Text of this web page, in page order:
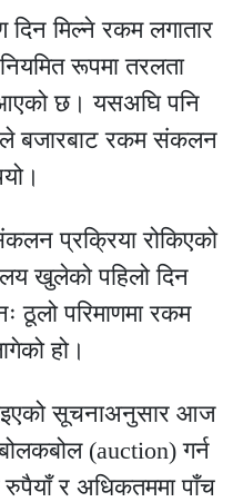
मिल्ने रकम लगातार
रूपमा तरलता
छ। यसअघि पनि
बजारबाट रकम संकलन
प्रक्रिया रोकिएको
खुलेको पहिलो दिन
ठूलो परिमाणमा रकम
हो।
सूचनाअनुसार आज
(auction) गर्न
र अधिकतममा पाँच